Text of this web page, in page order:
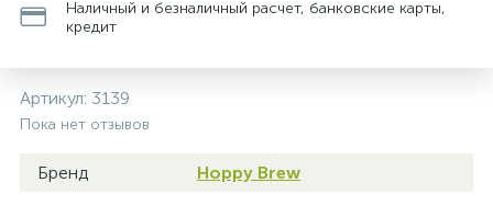
Наличный и безналичный расчет, банковские карты,
кредит
Артикул: 3139
Пока нет отзывов
Бренд Hoppy Brew